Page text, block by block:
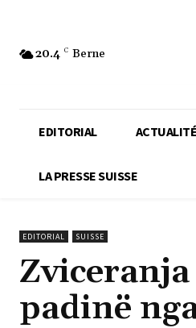
20.4 C Berne
EDITORIAL
LA PRESSE SUISSE
EDITORIAL SUISSE
padinë